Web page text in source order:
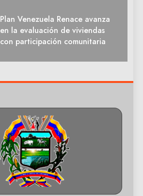
Plan Venezuela Renace avanza
en la evaluación de viviendas
con participación comunitaria